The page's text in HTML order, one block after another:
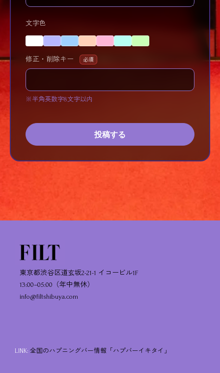
文字色
修正・削除キー 必須
※半角英数字8文字以内
投稿する
東京都渋谷区道玄坂2-21-1 イコービル1F
13:00–05:00（年中無休）
info@filtshibuya.com
LINK: 全国のハプニングバー情報「ハプバーイキタイ」